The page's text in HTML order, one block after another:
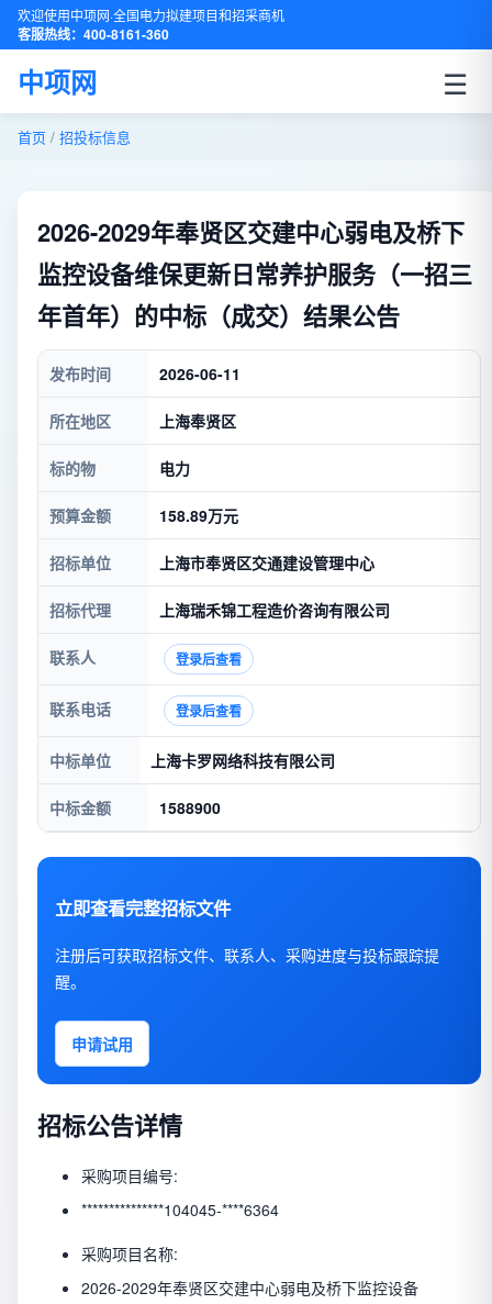
欢迎使用中项网·全国电力拟建项目和招采商机
客服热线：400-8161-360
中项网 ☰
首页 / 招投标信息
2026-2029年奉贤区交建中心弱电及桥下
监控设备维保更新日常养护服务（一招三
年首年）的中标（成交）结果公告
发布时间 2026-06-11
所在地区 上海奉贤区
标的物 电力
预算金额 158.89万元
招标单位 上海市奉贤区交通建设管理中心
招标代理 上海瑞禾锦工程造价咨询有限公司
联系人 登录后查看
联系电话 登录后查看
中标单位 上海卡罗网络科技有限公司
中标金额 1588900
立即查看完整招标文件
注册后可获取招标文件、联系人、采购进度与投标跟踪提
醒。
申请试用
招标公告详情
采购项目编号:
***************104045-****6364
采购项目名称:
2026-2029年奉贤区交建中心弱电及桥下监控设备